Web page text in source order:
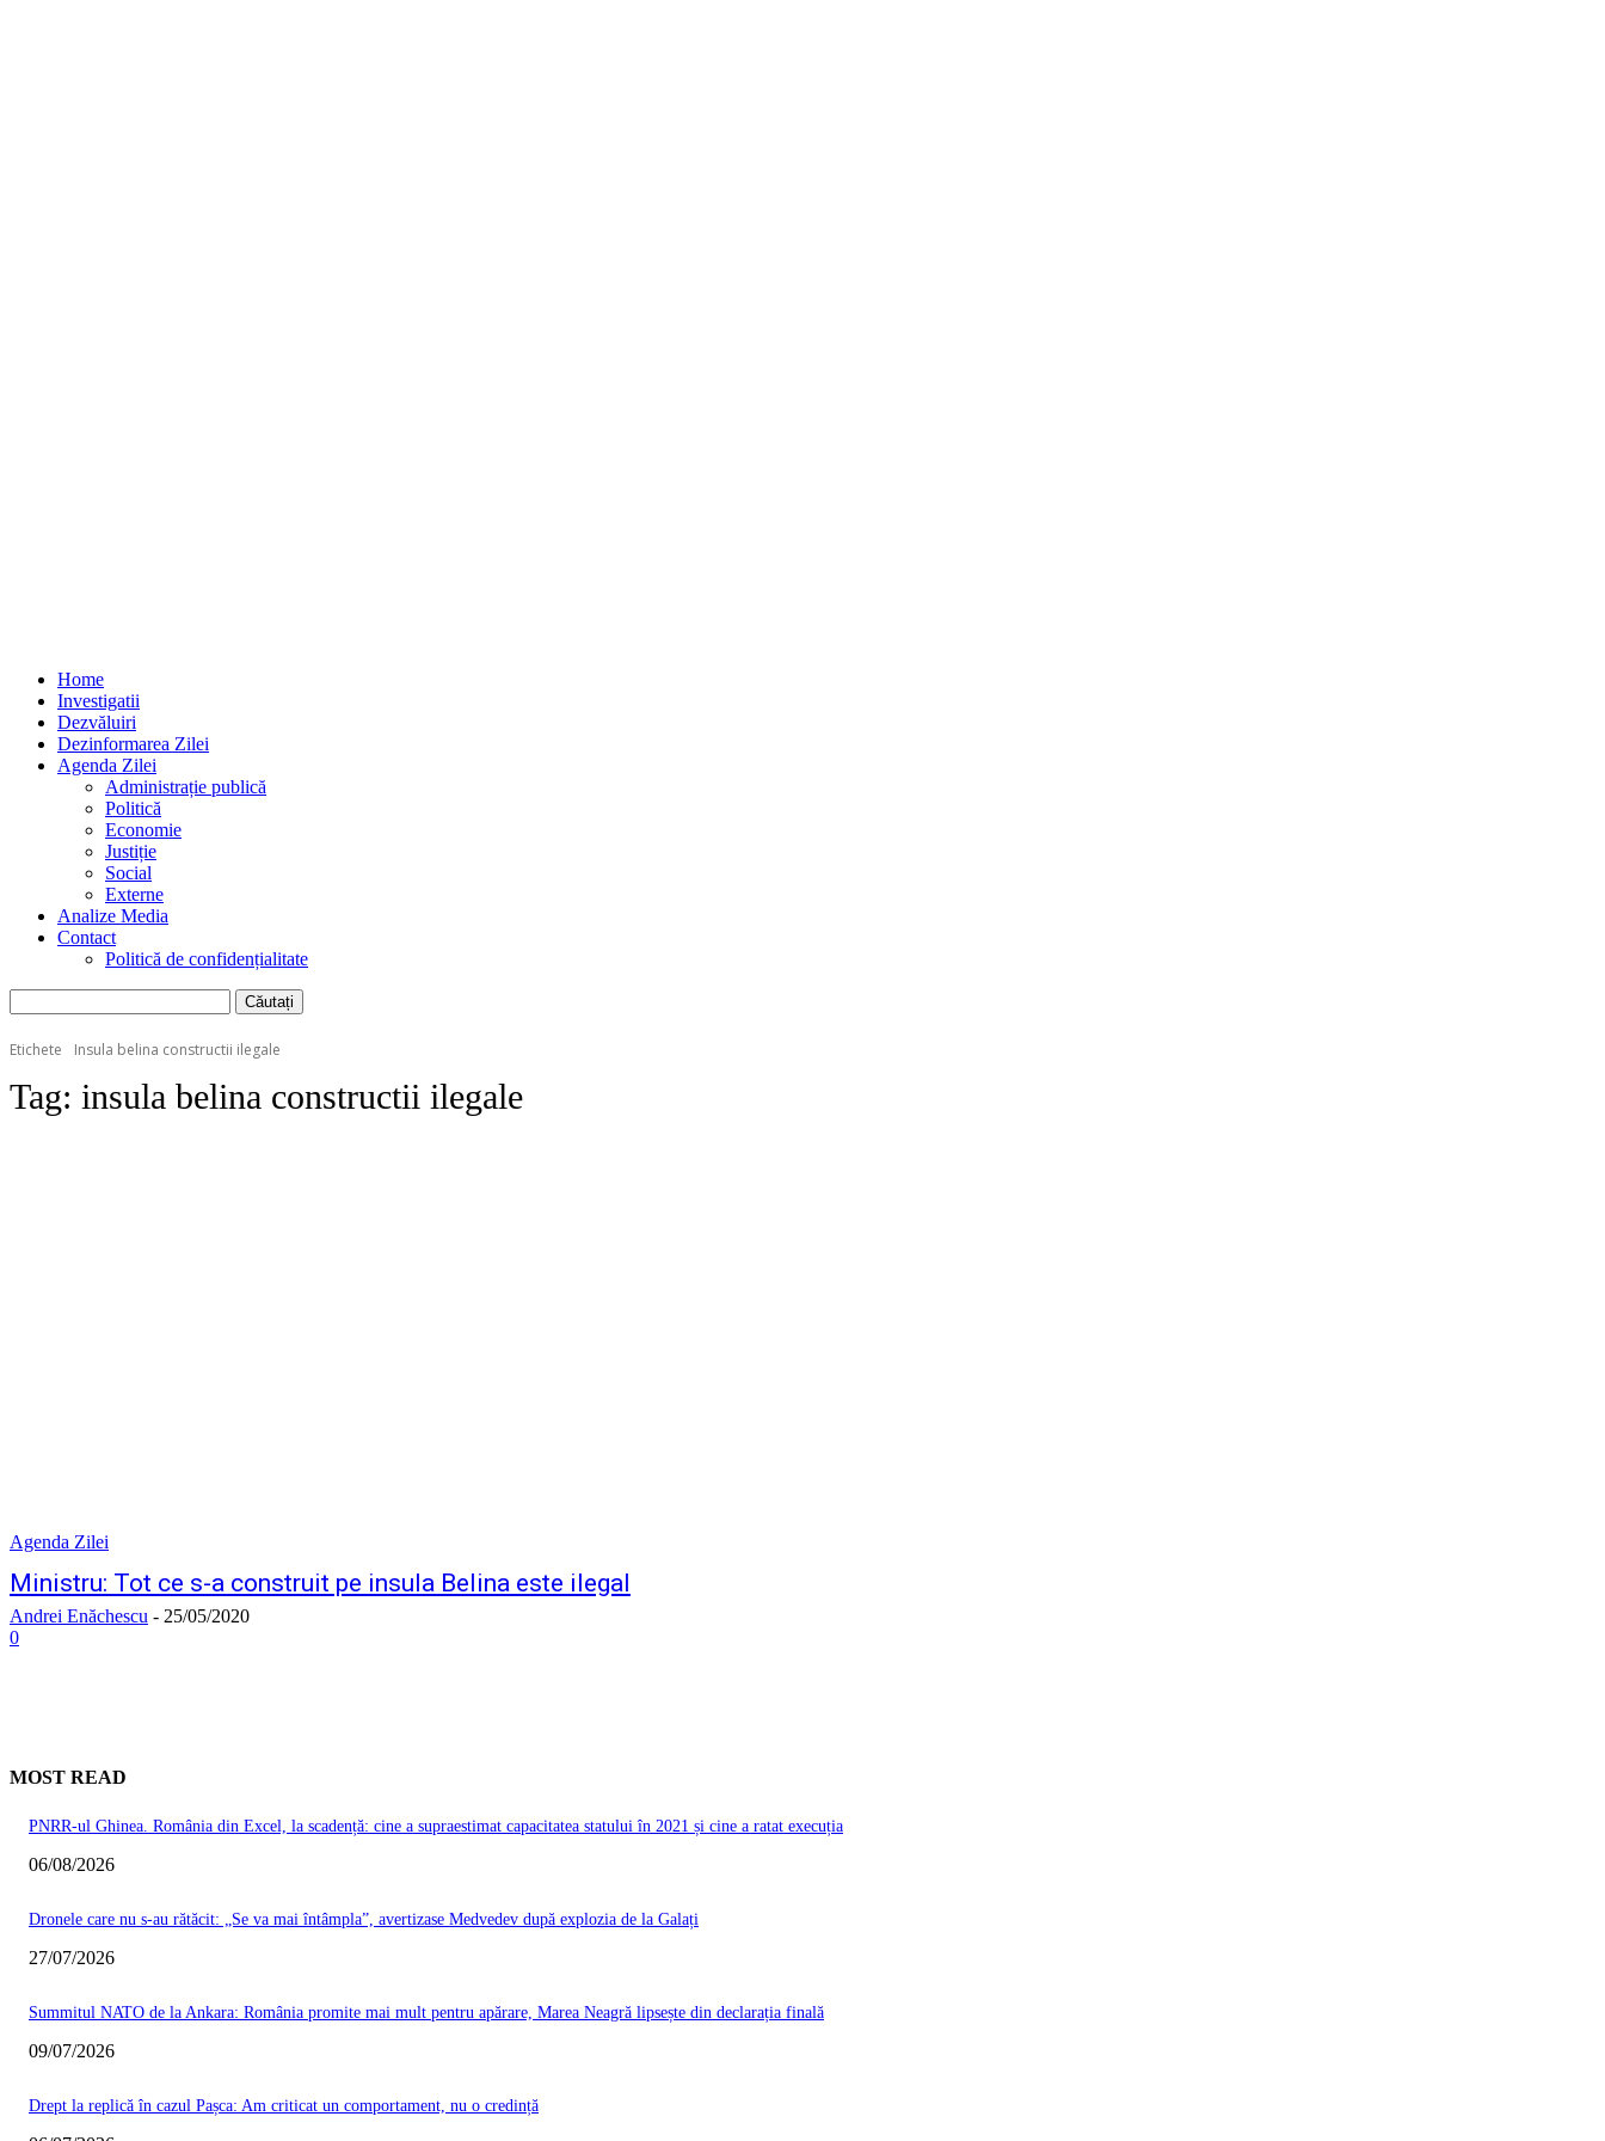
Home
Investigatii
Dezvăluiri
Dezinformarea Zilei
Agenda Zilei
Administrație publică
Politică
Economie
Justiție
Social
Externe
Analize Media
Contact
Politică de confidențialitate
Etichete Insula belina constructii ilegale
Tag: insula belina constructii ilegale
Agenda Zilei
Ministru: Tot ce s-a construit pe insula Belina este ilegal
Andrei Enăchescu - 25/05/2020
0
MOST READ
PNRR-ul Ghinea. România din Excel, la scadență: cine a supraestimat capacitatea statului în 2021 și cine a ratat execuția
06/08/2026
Dronele care nu s-au rătăcit: „Se va mai întâmpla”, avertizase Medvedev după explozia de la Galați
27/07/2026
Summitul NATO de la Ankara: România promite mai mult pentru apărare, Marea Neagră lipsește din declarația finală
09/07/2026
Drept la replică în cazul Pașca: Am criticat un comportament, nu o credință